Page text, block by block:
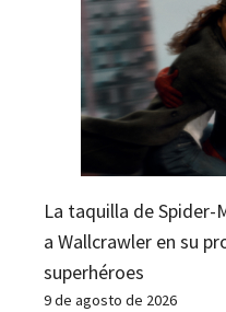
La taquilla de Spider-
a Wallcrawler en su
superhéroes
9 de agosto de 2026